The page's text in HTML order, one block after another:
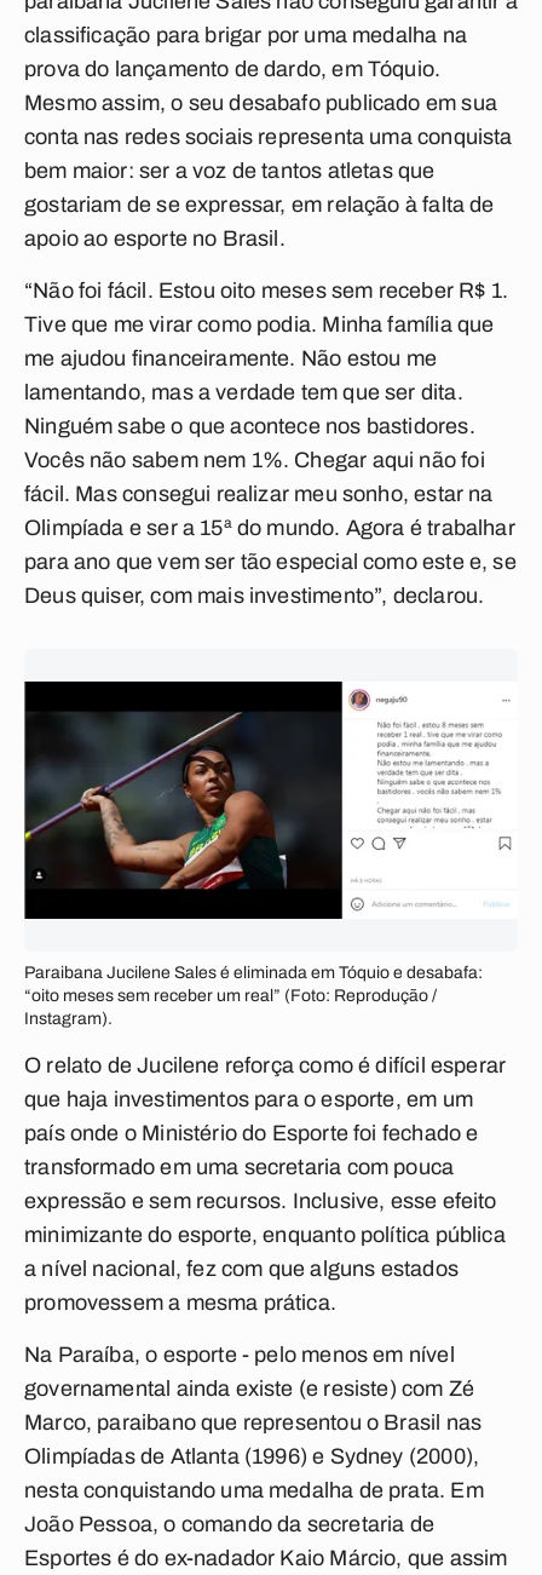
classificação para brigar por uma medalha na
prova do lançamento de dardo, em Tóquio.
Mesmo assim, o seu desabafo publicado em sua
conta nas redes sociais representa uma conquista
bem maior: ser a voz de tantos atletas que
gostariam de se expressar, em relação à falta de
apoio ao esporte no Brasil.
“Não foi fácil. Estou oito meses sem receber R$ 1.
Tive que me virar como podia. Minha família que
me ajudou financeiramente. Não estou me
lamentando, mas a verdade tem que ser dita.
Ninguém sabe o que acontece nos bastidores.
Vocês não sabem nem 1%. Chegar aqui não foi
fácil. Mas consegui realizar meu sonho, estar na
Olimpíada e ser a 15ª do mundo. Agora é trabalhar
para ano que vem ser tão especial como este e, se
Deus quiser, com mais investimento”, declarou.
Paraibana Jucilene Sales é eliminada em Tóquio e desabafa:
“oito meses sem receber um real” (Foto: Reprodução /
Instagram).
O relato de Jucilene reforça como é difícil esperar
que haja investimentos para o esporte, em um
país onde o Ministério do Esporte foi fechado e
transformado em uma secretaria com pouca
expressão e sem recursos. Inclusive, esse efeito
minimizante do esporte, enquanto política pública
a nível nacional, fez com que alguns estados
promovessem a mesma prática.
Na Paraíba, o esporte - pelo menos em nível
governamental ainda existe (e resiste) com Zé
Marco, paraibano que representou o Brasil nas
Olimpíadas de Atlanta (1996) e Sydney (2000),
nesta conquistando uma medalha de prata. Em
João Pessoa, o comando da secretaria de
Esportes é do ex-nadador Kaio Márcio, que assim